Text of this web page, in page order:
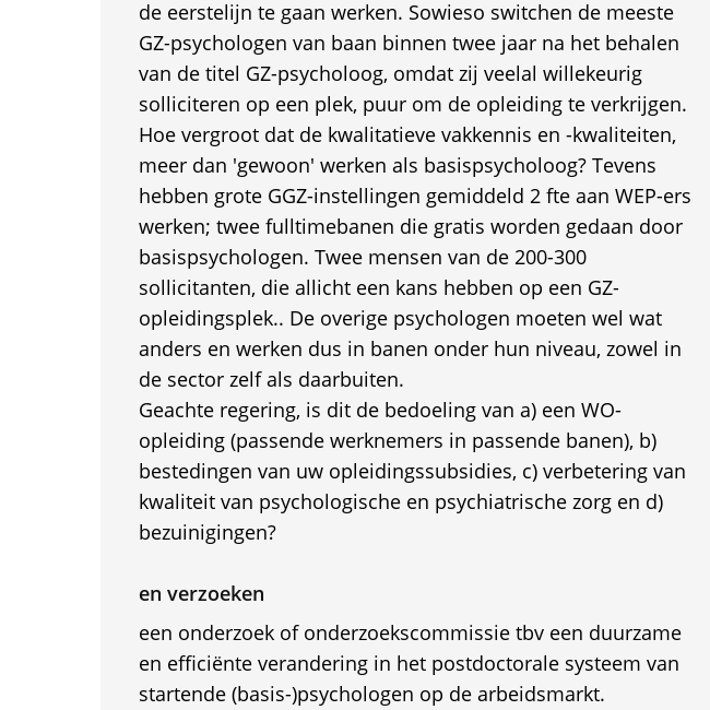
de eerstelijn te gaan werken. Sowieso switchen de meeste
GZ-psychologen van baan binnen twee jaar na het behalen
van de titel GZ-psycholoog, omdat zij veelal willekeurig
solliciteren op een plek, puur om de opleiding te verkrijgen.
Hoe vergroot dat de kwalitatieve vakkennis en -kwaliteiten,
meer dan 'gewoon' werken als basispsycholoog? Tevens
hebben grote GGZ-instellingen gemiddeld 2 fte aan WEP-ers
werken; twee fulltimebanen die gratis worden gedaan door
basispsychologen. Twee mensen van de 200-300
sollicitanten, die allicht een kans hebben op een GZ-
opleidingsplek.. De overige psychologen moeten wel wat
anders en werken dus in banen onder hun niveau, zowel in
de sector zelf als daarbuiten.
Geachte regering, is dit de bedoeling van a) een WO-
opleiding (passende werknemers in passende banen), b)
bestedingen van uw opleidingssubsidies, c) verbetering van
kwaliteit van psychologische en psychiatrische zorg en d)
bezuinigingen?
en verzoeken
een onderzoek of onderzoekscommissie tbv een duurzame
en efficiënte verandering in het postdoctorale systeem van
startende (basis-)psychologen op de arbeidsmarkt.